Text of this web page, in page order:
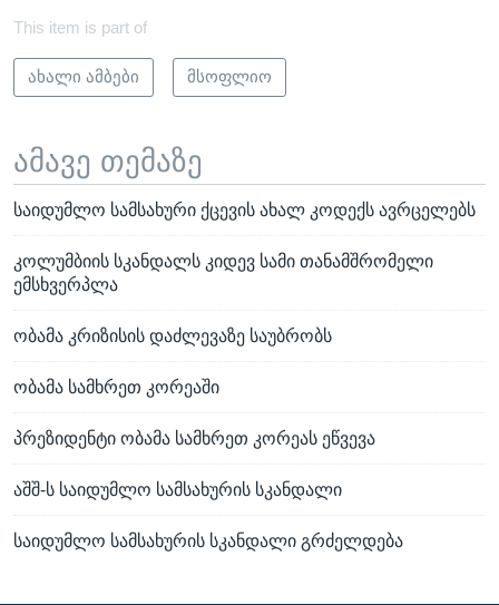
This item is part of
ახალი ამბები მსოფლიო
ამავე თემაზე
საიდუმლო სამსახური ქცევის ახალ კოდექს ავრცელებს
კოლუმბიის სკანდალს კიდევ სამი თანამშრომელი
ემსხვერპლა
ობამა კრიზისის დაძლევაზე საუბრობს
ობამა სამხრეთ კორეაში
პრეზიდენტი ობამა სამხრეთ კორეას ეწვევა
აშშ-ს საიდუმლო სამსახურის სკანდალი
საიდუმლო სამსახურის სკანდალი გრძელდება